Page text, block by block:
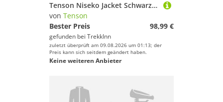
Tenson Niseko Jacket Schwarz L Mann
von Tenson
Bester Preis
98,99 €
gefunden bei TrekkInn
zuletzt überprüft am 09.08.2026 um 01:13; der
Preis kann sich seitdem geändert haben.
Keine weiteren Anbieter